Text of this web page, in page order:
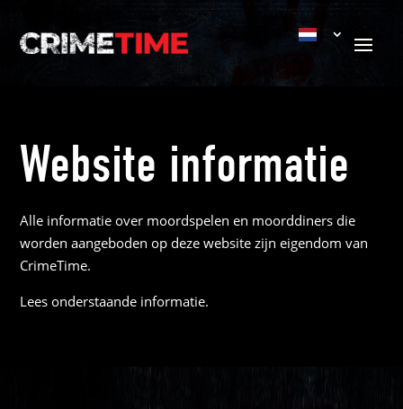
Website informatie
Alle informatie over moordspelen en moorddiners die
worden aangeboden op deze website zijn eigendom van
CrimeTime.
Lees onderstaande informatie.